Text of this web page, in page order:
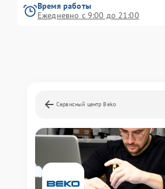
Время работы
Ежедневно с 9:00 до 21:00
Сервисный центр Beko